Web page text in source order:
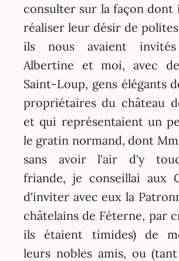
consulter sur la façon dont
réaliser leur désir de
ils nous avaient
Albertine et moi, avec
Saint-Loup, gens élégants
propriétaires du château
et qui représentaient un
le gratin normand, dont
sans avoir l'air d'y
friande, je conseillai aux
d'inviter avec eux la
châtelains de Féterne, par
ils étaient timides) de
leurs nobles amis, ou